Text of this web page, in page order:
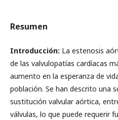
Resumen
Introducción: La estenosis
de las valvulopatías cardíacas
aumento en la esperanza de
población. Se han descrito una
sustitución valvular aórtica,
válvulas, lo que puede requerir